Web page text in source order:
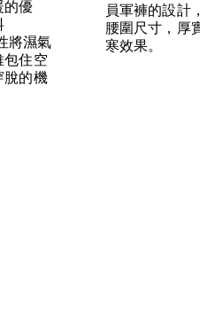
的優
將濕氣
包住空
脫的機
員軍褲的設計
腰圍尺寸，厚
寒效果。